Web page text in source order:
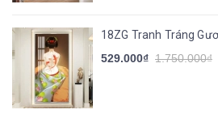
18ZG Tranh Tráng
529.000₫ 1.750.000₫